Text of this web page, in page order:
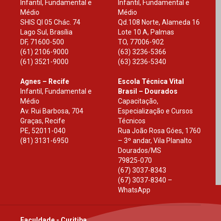
Infantil, Fundamental e
Médio
SHIS Ql 05 Chác. 74
Lago Sul, Brasília
DF, 71600-500
(61) 2106-9000
(61) 3521-9000
Infantil, Fundamental e
Médio
Qd.108 Norte, Alameda 16
Lote 10 A, Palmas
TO, 77006-902
(63) 3236-5366
(63) 3236-5340
Agnes – Recife
Infantil, Fundamental e
Médio
Av. Rui Barbosa, 704
Graças, Recife
PE, 52011-040
(81) 3131-6950
Escola Técnica Vital
Brasil – Dourados
Capacitação,
Especialização e Cursos
Técnicos
Rua João Rosa Góes, 1760
– 3º andar, Vila Planalto
Dourados/MS
79825-070
(67) 3037-8343
(67) 3037-8340 –
WhatsApp